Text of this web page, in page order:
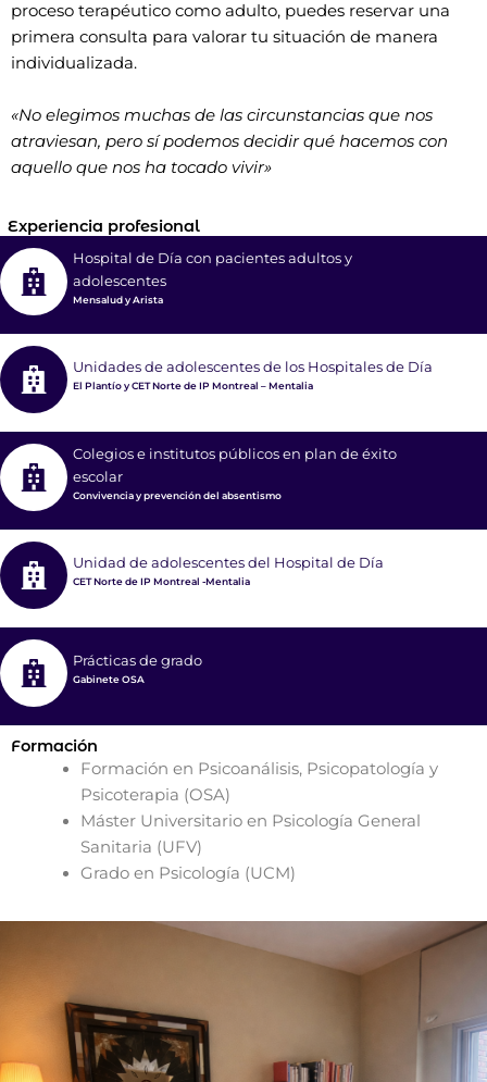
proceso terapéutico como adulto, puedes reservar una
primera consulta para valorar tu situación de manera
individualizada.
«No elegimos muchas de las circunstancias que nos
atraviesan, pero sí podemos decidir qué hacemos con
aquello que nos ha tocado vivir»
Experiencia profesional
Hospital de Día con pacientes adultos y
adolescentes
Mensalud y Arista
Unidades de adolescentes de los Hospitales de Día
El Plantío y CET Norte de IP Montreal – Mentalia
Colegios e institutos públicos en plan de éxito
escolar
Convivencia y prevención del absentismo
Unidad de adolescentes del Hospital de Día
CET Norte de IP Montreal -Mentalia
Prácticas de grado
Gabinete OSA
Formación
Formación en Psicoanálisis, Psicopatología y
Psicoterapia (OSA)
Máster Universitario en Psicología General
Sanitaria (UFV)
Grado en Psicología (UCM)